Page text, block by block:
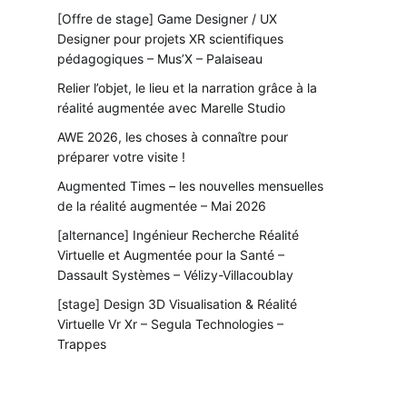
[Offre de stage] Game Designer / UX
Designer pour projets XR scientifiques
pédagogiques – Mus’X – Palaiseau
Relier l’objet, le lieu et la narration grâce à la
réalité augmentée avec Marelle Studio
AWE 2026, les choses à connaître pour
préparer votre visite !
Augmented Times – les nouvelles mensuelles
de la réalité augmentée – Mai 2026
[alternance] Ingénieur Recherche Réalité
Virtuelle et Augmentée pour la Santé –
Dassault Systèmes – Vélizy-Villacoublay
[stage] Design 3D Visualisation & Réalité
Virtuelle Vr Xr – Segula Technologies –
Trappes